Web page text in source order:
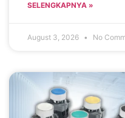
SELENGKAPNYA »
August 3, 2026 No